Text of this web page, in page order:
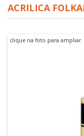
ACRILICA
clique na foto para ampliar